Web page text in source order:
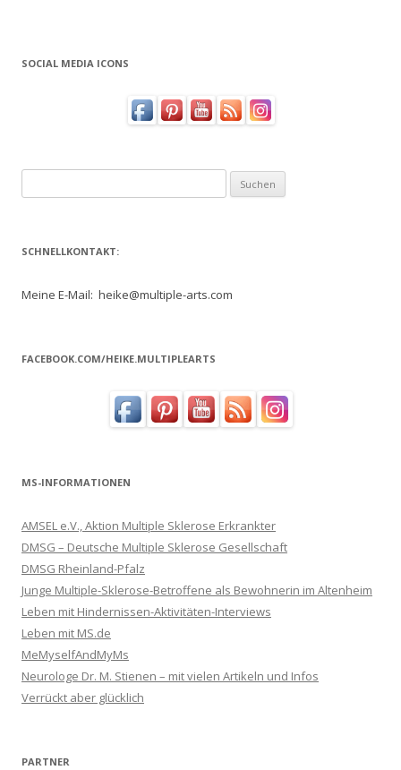
SOCIAL MEDIA ICONS
nach:
SCHNELLKONTAKT:
Meine E-Mail: heike@multiple-arts.com
FACEBOOK.COM/HEIKE.MULTIPLEARTS
MS-INFORMATIONEN
AMSEL e.V., Aktion Multiple Sklerose Erkrankter
DMSG – Deutsche Multiple Sklerose Gesellschaft
DMSG Rheinland-Pfalz
Junge Multiple-Sklerose-Betroffene als Bewohnerin im Altenheim
Leben mit Hindernissen-Aktivitäten-Interviews
Leben mit MS.de
MeMyselfAndMyMs
Neurologe Dr. M. Stienen – mit vielen Artikeln und Infos
Verrückt aber glücklich
PARTNER